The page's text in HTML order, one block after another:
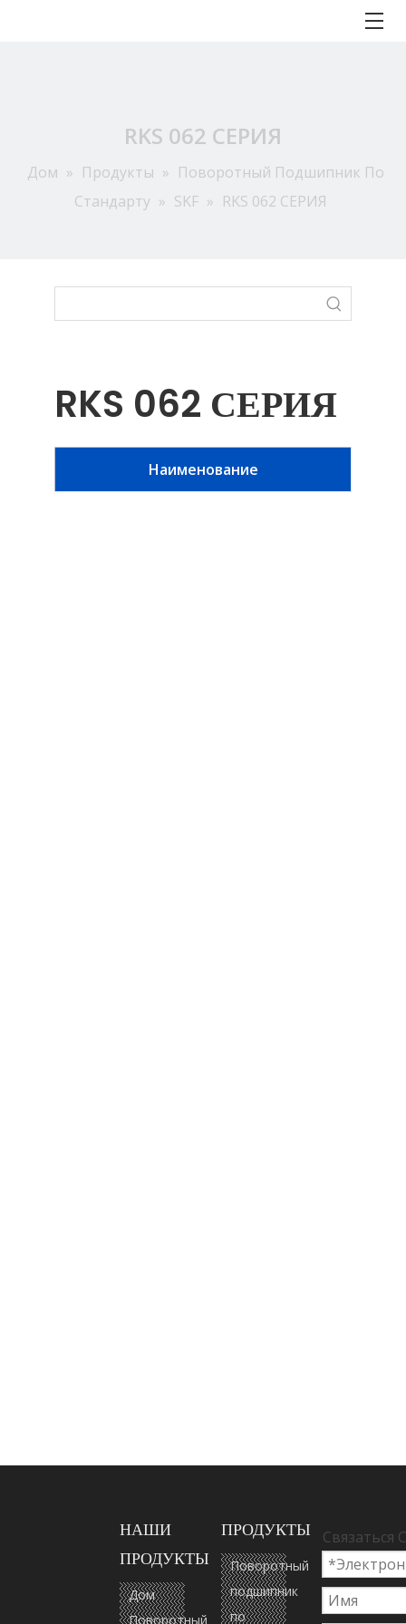
RKS 062 СЕРИЯ
Дом » Продукты » Поворотный Подшипник По
Стандарту » SKF » RKS 062 СЕРИЯ
RKS 062 СЕРИЯ
Наименование
НАШИ
ПРОДУКТЫ
Дом
Поворотный
ПРОДУКТЫ
Поворотный
подшипник
по
Связаться